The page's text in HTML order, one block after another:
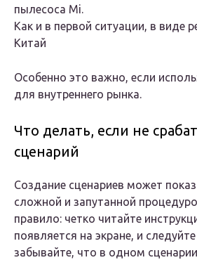
пылесоса Mi.
Как и в первой ситуации, в виде
Китай
Особенно это важно, если
для внутреннего рынка.
Что делать, если не
сценарий
Создание сценариев может
сложной и запутанной
правило: четко читайте
появляется на экране, и
забывайте, что в одном